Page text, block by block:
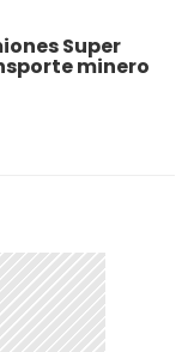
Super
minero